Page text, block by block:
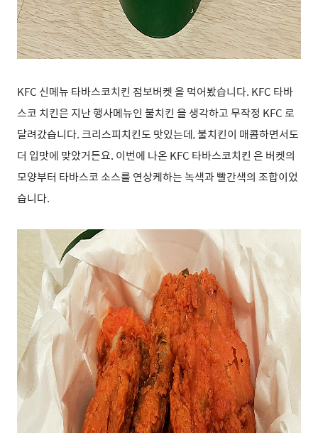
KFC 신메뉴 타바스코치킨 점보버켓 을 먹어봤습니다. KFC 타바
스코 치킨은 지난 행사메뉴인 불치킨 을 생각하고 무작정 KFC 로
달려갔습니다. 크리스피치킨도 맛있는데, 불치킨이 매콤하면서도
더 입맛에 맞았거든요. 이번에 나온 KFC 타바스코치킨 은 버켓의
모양부터 타바스코 소스를 연상케하는 녹색과 빨간색의 조합이었
습니다.